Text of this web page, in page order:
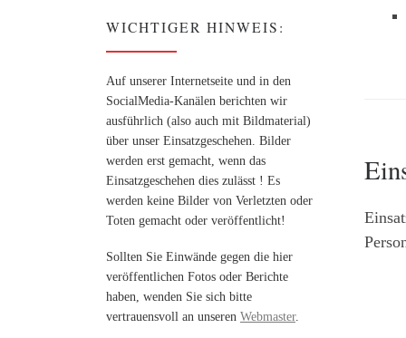
WICHTIGER HINWEIS:
Auf unserer Internetseite und in den
SocialMedia-Kanälen berichten wir
ausführlich (also auch mit Bildmaterial)
über unser Einsatzgeschehen. Bilder
werden erst gemacht, wenn das
Einsatzgeschehen dies zulässt ! Es
werden keine Bilder von Verletzten oder
Toten gemacht oder veröffentlicht!
Sollten Sie Einwände gegen die hier
veröffentlichen Fotos oder Berichte
haben, wenden Sie sich bitte
vertrauensvoll an unseren Webmaster.